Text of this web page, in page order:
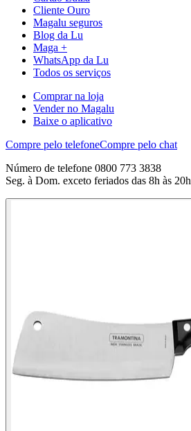
Cliente Ouro
Magalu seguros
Blog da Lu
Maga +
WhatsApp da Lu
Todos os serviços
Comprar na loja
Vender no Magalu
Baixe o aplicativo
Compre pelo telefoneCompre pelo chat
Número de telefone 0800 773 3838
Seg. à Dom. exceto feriados das 8h às 20h